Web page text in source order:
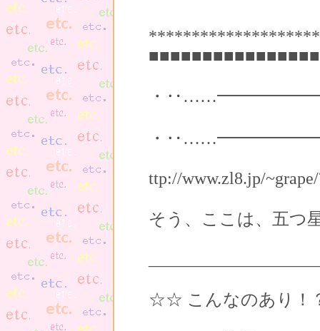
・
・
ttp://www.zl8.jp/
そう、ここは、五つ
☆☆ こんなのあり